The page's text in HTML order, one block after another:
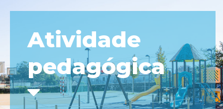
Atividade
pedagógica